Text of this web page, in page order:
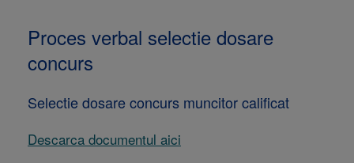
Proces verbal selectie dosare
concurs
Selectie dosare concurs muncitor calificat
Descarca documentul aici